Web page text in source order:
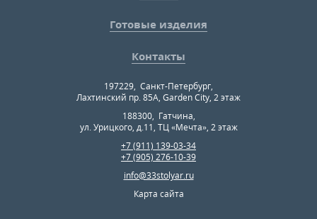
Готовые изделия
Контакты
197229, Санкт-Петербург,
Лахтинский пр. 85А, Garden City, 2 этаж
188300, Гатчина,
ул. Урицкого, д.11, ТЦ «Мечта», 2 этаж
+7 (911) 139-03-34
+7 (905) 276-10-39
info@33stolyar.ru
Карта сайта